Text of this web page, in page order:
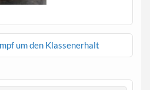
um den Klassenerhalt